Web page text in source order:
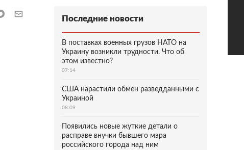
Последние новости
В поставках военных грузов НАТО на
Украину возникли трудности. Что об
этом известно?
07:14
США нарастили обмен разведданными с
Украиной
08:09
Появились новые жуткие детали о
расправе внучки бывшего мэра
российского города над ним